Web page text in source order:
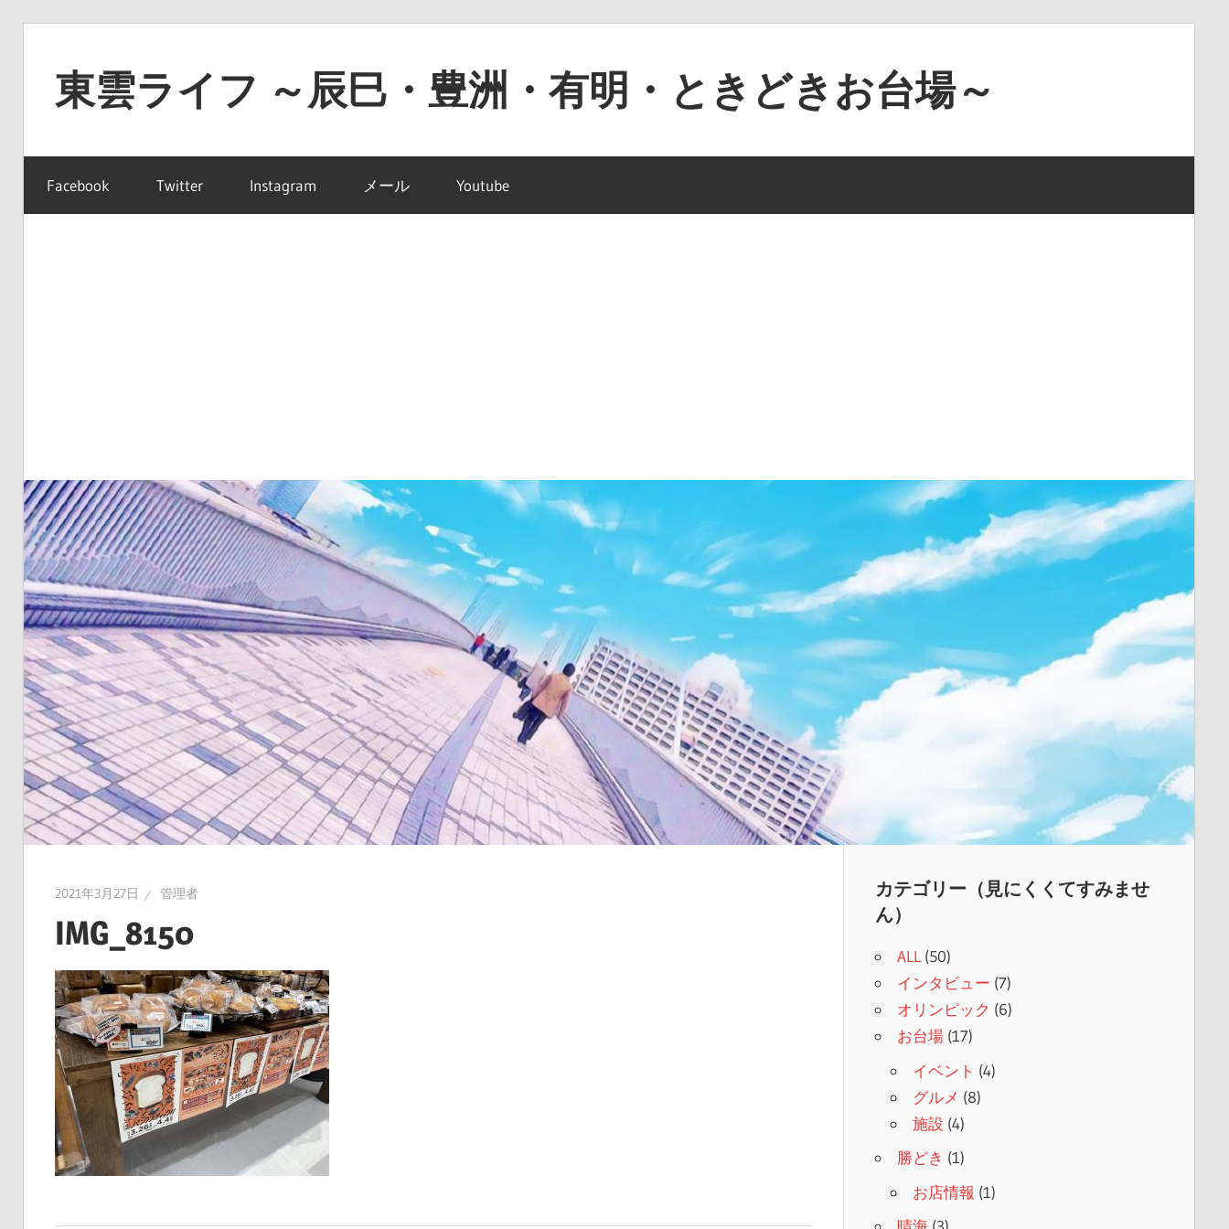
東雲ライフ ～辰巳・豊洲・有明・ときどきお台場～
雲
ラ
イ
き
ど
き
お
台
場
～
Facebook Twitter Instagram メール Youtube
2021年3月27日 管理者
IMG_8150
カテゴリー（見にくくてすみませ
ん）
ALL(50)
インタビュー (7)
オリンピック (6)
お台場(17)
イベント (4)
グルメ (8)
施設 (4)
勝どき (1)
お店情報 (1)